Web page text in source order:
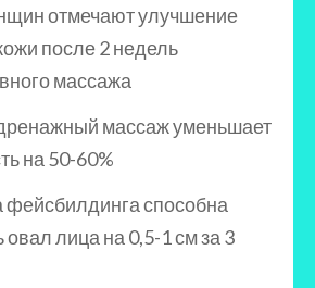
отмечают улучшение
после 2 недель
массажа
массаж уменьшает
на 50-60%
фейсбилдинга способна
овал лица на 0,5-1 см за 3